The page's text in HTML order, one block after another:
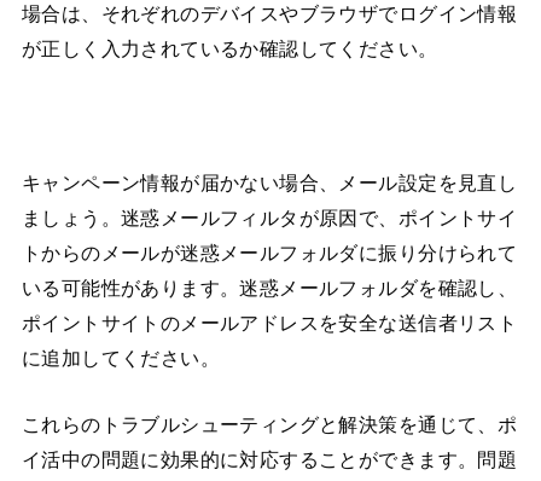
場合は、それぞれのデバイスやブラウザでログイン情報
が正しく入力されているか確認してください。
キャンペーン情報が届かない場合、メール設定を見直し
ましょう。迷惑メールフィルタが原因で、ポイントサイ
トからのメールが迷惑メールフォルダに振り分けられて
いる可能性があります。迷惑メールフォルダを確認し、
ポイントサイトのメールアドレスを安全な送信者リスト
に追加してください。
これらのトラブルシューティングと解決策を通じて、ポ
イ活中の問題に効果的に対応することができます。問題